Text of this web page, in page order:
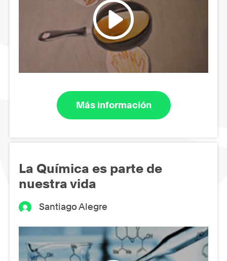
Más información
La Química es parte de
nuestra vida
Santiago Alegre